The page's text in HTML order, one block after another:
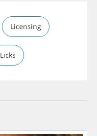
Licensing
Licks